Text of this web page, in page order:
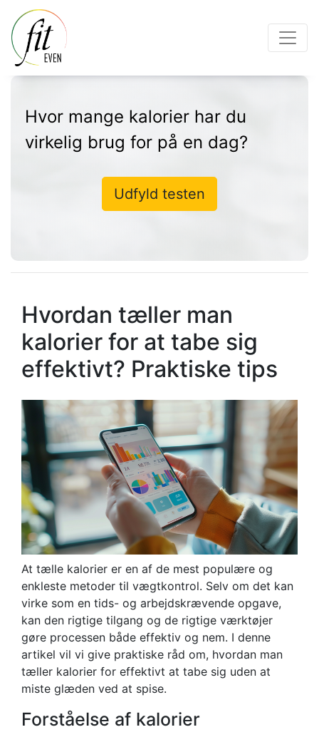
Hvor mange kalorier har du
virkelig brug for på en dag?
Udfyld testen
Hvordan tæller man
kalorier for at tabe sig
effektivt? Praktiske tips
At tælle kalorier er en af de mest populære og
enkleste metoder til vægtkontrol. Selv om det kan
virke som en tids- og arbejdskrævende opgave,
kan den rigtige tilgang og de rigtige værktøjer
gøre processen både effektiv og nem. I denne
artikel vil vi give praktiske råd om, hvordan man
tæller kalorier for effektivt at tabe sig uden at
miste glæden ved at spise.
Forståelse af kalorier